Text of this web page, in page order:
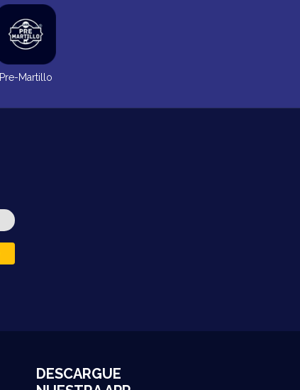
Pre-Martillo
DESCARGUE